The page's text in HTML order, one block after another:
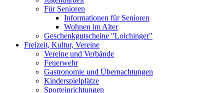
Für Senioren
Informationen für Senioren
Wohnen im Alter
Geschenkgutscheine "Loichinger"
Freizeit, Kultur, Vereine
Vereine und Verbände
Feuerwehr
Gastronomie und Übernachtungen
Kinderspielplätze
Sporteinrichtungen